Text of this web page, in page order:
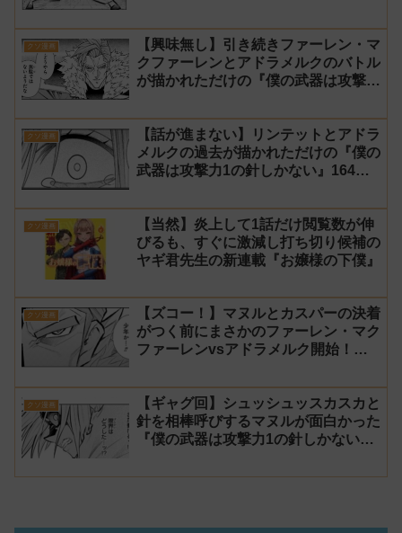
クソ漫画
【興味無し】引き続きファーレン・マ
クファーレンとアドラメルクのバトル
が描かれただけの『僕の武器は攻撃力
郎】
クソ漫画
【話が進まない】リンテットとアドラ
メルクの過去が描かれただけの『僕の
武器は攻撃力1の針しかない』164話
クソ漫画
【当然】炎上して1話だけ閲覧数が伸
びるも、すぐに激減し打ち切り候補の
ヤギ君先生の新連載『お嬢様の下僕』
クソ漫画
【ズコー！】マヌルとカスパーの決着
がつく前にまさかのファーレン・マク
ファーレンvsアドラメルク開始！？
163話 感想【針太郎】
クソ漫画
【ギャグ回】シュッシュッスカスカと
針を相棒呼びするマヌルが面白かった
『僕の武器は攻撃力1の針しかない』